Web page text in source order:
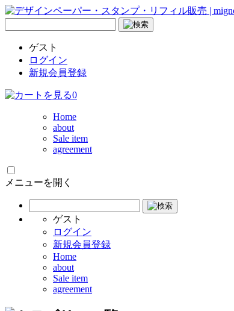
ゲスト
ログイン
新規会員登録
0
Home
about
Sale item
agreement
メニューを開く
ゲスト
ログイン
新規会員登録
Home
about
Sale item
agreement